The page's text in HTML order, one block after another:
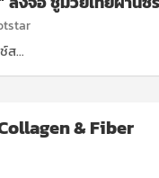
ส…
& Fiber